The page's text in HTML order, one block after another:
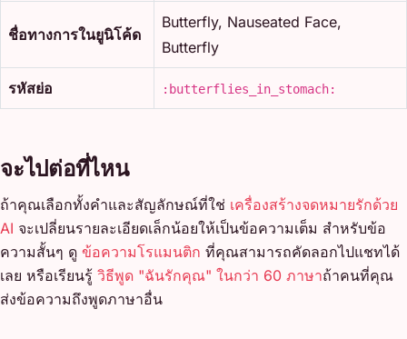
ชื่อทางการในยูนิโค้ด
Butterfly, Nauseated Face,
Butterfly
รหัสย่อ :butterflies_in_stomach:
จะไปต่อที่ไหน
ถ้าคุณเลือกทั้งคำและสัญลักษณ์ที่ใช่ เครื่องสร้างจดหมายรักด้วย
AI จะเปลี่ยนรายละเอียดเล็กน้อยให้เป็นข้อความเต็ม สำหรับข้อ
ความสั้นๆ ดู ข้อความโรแมนติก ที่คุณสามารถคัดลอกไปแชทได้
เลย หรือเรียนรู้ วิธีพูด "ฉันรักคุณ" ในกว่า 60 ภาษาถ้าคนที่คุณ
ส่งข้อความถึงพูดภาษาอื่น